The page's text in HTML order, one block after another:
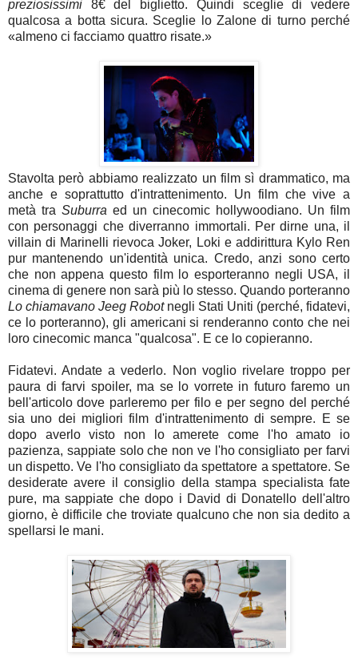
preziosissimi 8€ del biglietto. Quindi sceglie di vedere
qualcosa a botta sicura. Sceglie lo Zalone di turno perché
«almeno ci facciamo quattro risate.»
Stavolta però abbiamo realizzato un film sì drammatico, ma
anche e soprattutto d'intrattenimento. Un film che vive a
metà tra Suburra ed un cinecomic hollywoodiano. Un film
con personaggi che diverranno immortali. Per dirne una, il
villain di Marinelli rievoca Joker, Loki e addirittura Kylo Ren
pur mantenendo un'identità unica. Credo, anzi sono certo
che non appena questo film lo esporteranno negli USA, il
cinema di genere non sarà più lo stesso. Quando porteranno
Lo chiamavano Jeeg Robotnegli Stati Uniti (perché, fidatevi,
ce lo porteranno), gli americani si renderanno conto che nei
loro cinecomic manca "qualcosa". E ce lo copieranno.
Fidatevi. Andate a vederlo. Non voglio rivelare troppo per
paura di farvi spoiler, ma se lo vorrete in futuro faremo un
bell'articolo dove parleremo per filo e per segno del perché
sia uno dei migliori film d'intrattenimento di sempre. E se
dopo averlo visto non lo amerete come l'ho amato io
pazienza, sappiate solo che non ve l'ho consigliato per farvi
un dispetto. Ve l'ho consigliato da spettatore a spettatore. Se
desiderate avere il consiglio della stampa specialista fate
pure, ma sappiate che dopo i David di Donatello dell'altro
giorno, è difficile che troviate qualcuno che non sia dedito a
spellarsi le mani.